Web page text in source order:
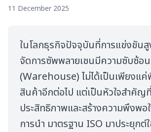
11 December 2025
ในโลกธุรกิจปัจจุบันที่การแข่งขันสู
จัดการซัพพลายเชนมีความซับซ้อ
(Warehouse) ไม่ได้เป็นเพียงแ
สินค้าอีกต่อไป แต่เป็นหัวใจสำคัญ
ประสิทธิภาพและสร้างความพึงพอ
การนำ มาตรฐาน ISO มาประยุกต์